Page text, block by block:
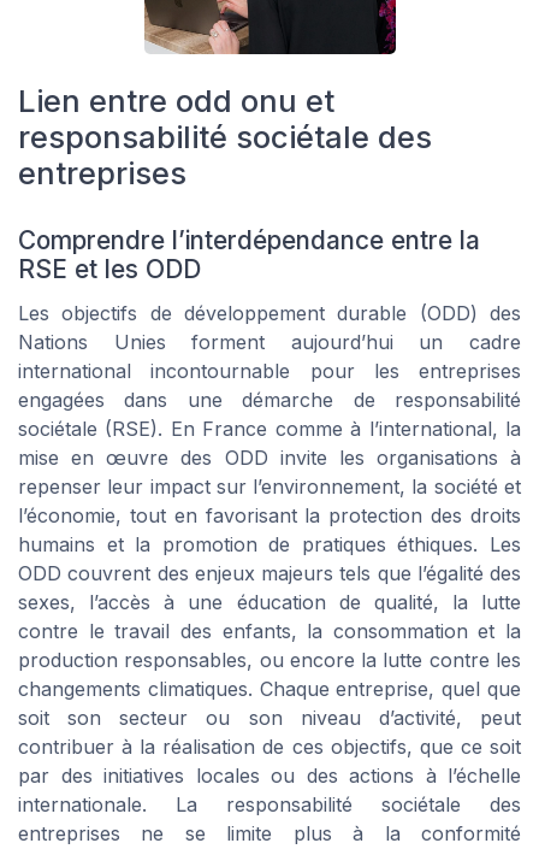
Lien entre odd onu et
responsabilité sociétale des
entreprises
Comprendre l’interdépendance entre la
RSE et les ODD
Les objectifs de développement durable (ODD) des
Nations Unies forment aujourd’hui un cadre
international incontournable pour les entreprises
engagées dans une démarche de responsabilité
sociétale (RSE). En France comme à l’international, la
mise en œuvre des ODD invite les organisations à
repenser leur impact sur l’environnement, la société et
l’économie, tout en favorisant la protection des droits
humains et la promotion de pratiques éthiques. Les
ODD couvrent des enjeux majeurs tels que l’égalité des
sexes, l’accès à une éducation de qualité, la lutte
contre le travail des enfants, la consommation et la
production responsables, ou encore la lutte contre les
changements climatiques. Chaque entreprise, quel que
soit son secteur ou son niveau d’activité, peut
contribuer à la réalisation de ces objectifs, que ce soit
par des initiatives locales ou des actions à l’échelle
internationale. La responsabilité sociétale des
entreprises ne se limite plus à la conformité